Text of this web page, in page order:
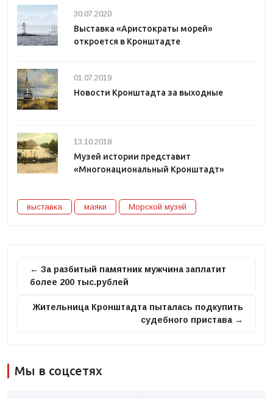
30.07.2020.
Выставка «Аристократы морей»
откроется в Кронштадте
01.07.2019.
Новости Кронштадта за выходные
13.10.2018.
Музей истории представит
«Многонациональный Кронштадт»
выставка маяки Морской музей
← За разбитый памятник мужчина заплатит
более 200 тыс.рублей
Жительница Кронштадта пыталась подкупить
судебного пристава →
Мы в соцсетях